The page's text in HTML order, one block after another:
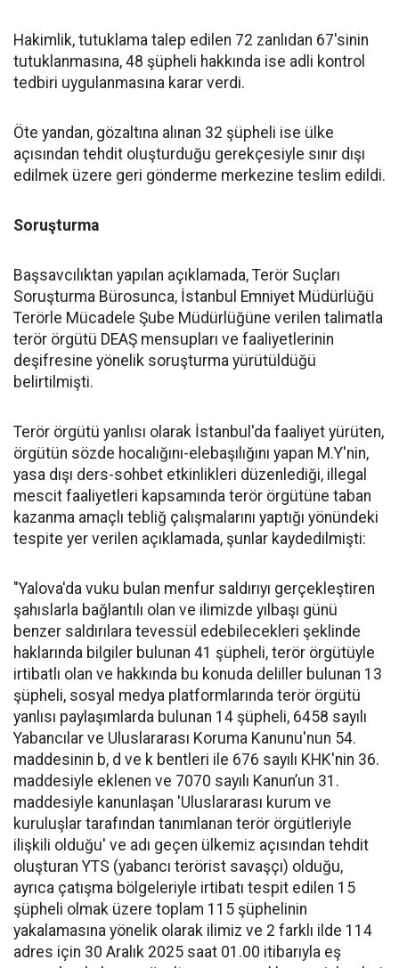
Hakimlik, tutuklama talep edilen 72 zanlıdan 67'sinin
tutuklanmasına, 48 şüpheli hakkında ise adli kontrol
tedbiri uygulanmasına karar verdi.
Öte yandan, gözaltına alınan 32 şüpheli ise ülke
açısından tehdit oluşturduğu gerekçesiyle sınır dışı
edilmek üzere geri gönderme merkezine teslim edildi.
Soruşturma
Başsavcılıktan yapılan açıklamada, Terör Suçları
Soruşturma Bürosunca, İstanbul Emniyet Müdürlüğü
Terörle Mücadele Şube Müdürlüğüne verilen talimatla
terör örgütü DEAŞ mensupları ve faaliyetlerinin
deşifresine yönelik soruşturma yürütüldüğü
belirtilmişti.
Terör örgütü yanlısı olarak İstanbul'da faaliyet yürüten,
örgütün sözde hocalığını-elebaşılığını yapan M.Y'nin,
yasa dışı ders-sohbet etkinlikleri düzenlediği, illegal
mescit faaliyetleri kapsamında terör örgütüne taban
kazanma amaçlı tebliğ çalışmalarını yaptığı yönündeki
tespite yer verilen açıklamada, şunlar kaydedilmişti:
"Yalova'da vuku bulan menfur saldırıyı gerçekleştiren
şahıslarla bağlantılı olan ve ilimizde yılbaşı günü
benzer saldırılara tevessül edebilecekleri şeklinde
haklarında bilgiler bulunan 41 şüpheli, terör örgütüyle
irtibatlı olan ve hakkında bu konuda deliller bulunan 13
şüpheli, sosyal medya platformlarında terör örgütü
yanlısı paylaşımlarda bulunan 14 şüpheli, 6458 sayılı
Yabancılar ve Uluslararası Koruma Kanunu'nun 54.
maddesinin b, d ve k bentleri ile 676 sayılı KHK'nin 36.
maddesiyle eklenen ve 7070 sayılı Kanun’un 31.
maddesiyle kanunlaşan 'Uluslararası kurum ve
kuruluşlar tarafından tanımlanan terör örgütleriyle
ilişkili olduğu' ve adı geçen ülkemiz açısından tehdit
oluşturan YTS (yabancı terörist savaşçı) olduğu,
ayrıca çatışma bölgeleriyle irtibatı tespit edilen 15
şüpheli olmak üzere toplam 115 şüphelinin
yakalamasına yönelik olarak ilimiz ve 2 farklı ilde 114
adres için 30 Aralık 2025 saat 01.00 itibarıyla eş